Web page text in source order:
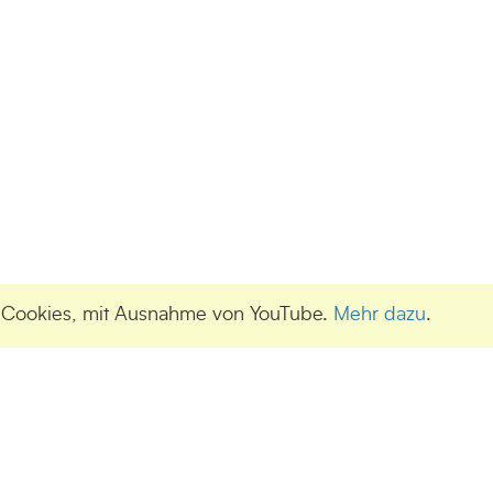
mit Ausnahme von YouTube. Mehr dazu.